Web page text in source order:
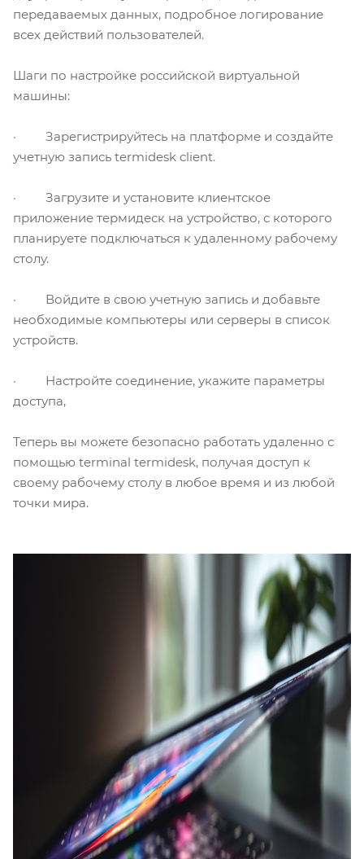
передаваемых данных, подробное логирование
всех действий пользователей.
Шаги по настройке российской виртуальной
машины:
· Зарегистрируйтесь на платформе и создайте
учетную запись termidesk client.
· Загрузите и установите клиентское
приложение термидеск на устройство, с которого
планируете подключаться к удаленному рабочему
столу.
· Войдите в свою учетную запись и добавьте
необходимые компьютеры или серверы в список
устройств.
· Настройте соединение, укажите параметры
доступа,
Теперь вы можете безопасно работать удаленно с
помощью terminal termidesk, получая доступ к
своему рабочему столу в любое время и из любой
точки мира.